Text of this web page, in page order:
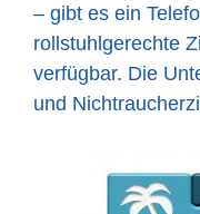
– gibt es ein
rollstuhlgerechte
verfügbar. Die
und